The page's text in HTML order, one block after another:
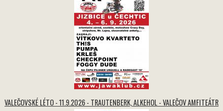
VALEČOVSKÉ LÉTO - 11.9.2026 - TRAUTENBERK, ALKEHOL - VALEČOV AMFITEÁTR